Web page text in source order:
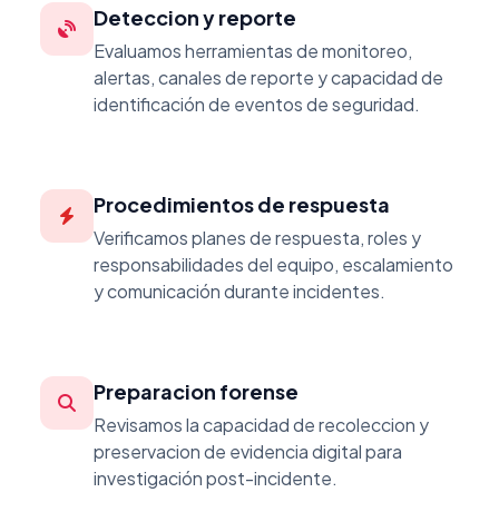
Deteccion y reporte
Evaluamos herramientas de monitoreo,
alertas, canales de reporte y capacidad de
identificación de eventos de seguridad.
Procedimientos de respuesta
Verificamos planes de respuesta, roles y
responsabilidades del equipo, escalamiento
y comunicación durante incidentes.
Preparacion forense
Revisamos la capacidad de recoleccion y
preservacion de evidencia digital para
investigación post-incidente.